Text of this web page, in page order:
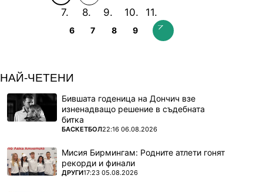
6 7 8 9
НАЙ-ЧЕТЕНИ
Бившата годеница на Дончич взе
изненадващо решение в съдебната
битка
ПОВЕЧЕ ОТ
БАСКЕТБОЛ22:16 06.08.2026
Мисия Бирмингам: Родните атлети гонят
рекорди и финали
ПОВЕЧЕ ОТ
ДРУГИ17:23 05.08.2026